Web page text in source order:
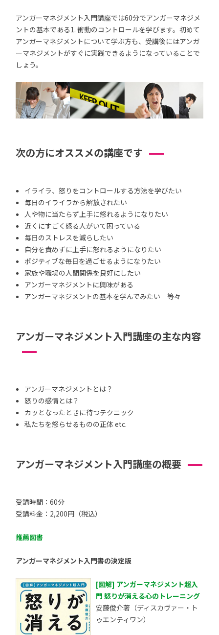
アンガーマネジメント入門講座では60分でアンガーマネジメ
ントの基本である1. 衝動のコントロールを学びます。初めて
アンガーマネジメントについて学ぶ方も、受講後にはアンガ
ーマネジメントがすぐに実践できるようになっていることで
しょう。
次の方にオススメの講座です
イライラ、怒りをコントロールする方法を学びたい
毎日のイライラから解放されたい
人や物に当たらず上手に怒れるようになりたい
近くにすごく怒る人がいて困っている
毎日のストレスを減らしたい
自分を責めずに上手に怒れるようになりたい
ポジティブな毎日を過ごせるようになりたい
家族や職場の人間関係を良好にしたい
アンガーマネジメントに興味がある
アンガーマネジメントの基本を学んでみたい 等々
アンガーマネジメント入門講座の主な内容
アンガーマネジメントとは？
怒りの感情とは？
カッとなったときに待つテクニック
私たちを怒らせるものの正体 etc.
アンガーマネジメント入門講座の概要
受講時間：60分
受講料金：2,200円（税込）
推薦図書
アンガーマネジメント入門書の決定版
[図解] アンガーマネジメント超入
門 怒りが消える心のトレーニング
安藤俊介著（ディスカヴァー・ト
ゥエンティワン）